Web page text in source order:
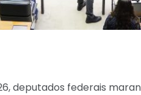
deputados federais